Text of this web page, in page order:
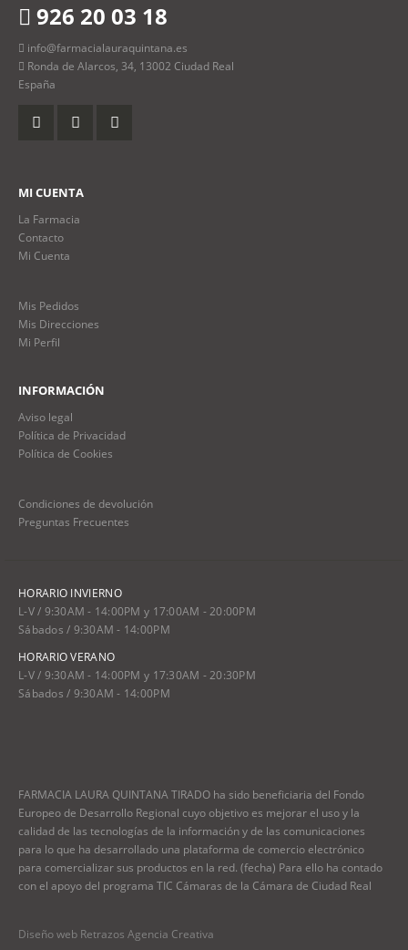
926 20 03 18
info@farmacialauraquintana.es
Ronda de Alarcos, 34, 13002 Ciudad Real
España
MI CUENTA
La Farmacia
Contacto
Mi Cuenta
Mis Pedidos
Mis Direcciones
Mi Perfil
INFORMACIÓN
Aviso legal
Política de Privacidad
Política de Cookies
Condiciones de devolución
Preguntas Frecuentes
HORARIO INVIERNO
L-V / 9:30AM - 14:00PM y 17:00AM - 20:00PM
Sábados / 9:30AM - 14:00PM
HORARIO VERANO
L-V / 9:30AM - 14:00PM y 17:30AM - 20:30PM
Sábados / 9:30AM - 14:00PM
FARMACIA LAURA QUINTANA TIRADO ha sido beneficiaria del Fondo
Europeo de Desarrollo Regional cuyo objetivo es mejorar el uso y la
calidad de las tecnologías de la información y de las comunicaciones
para lo que ha desarrollado una plataforma de comercio electrónico
para comercializar sus productos en la red. (fecha) Para ello ha contado
con el apoyo del programa TIC Cámaras de la Cámara de Ciudad Real
Diseño web Retrazos Agencia Creativa